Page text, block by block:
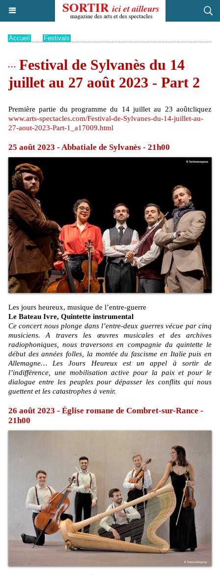
Accueil Festivals
Festival de Sylvanès du 14
juillet au 27 août 2023 - Part 2
Première partie du programme du 14 juillet au 23 aoûtcliquez
www.arts-spectacles.com/Festival-de-Sylvanes-du-14-juillet-au-
27-aout-2023-Part-1_a17009.html
25 août 2023 - Abbatiale de Sylvanès - 21h00
Les jours heureux, musique de l’entre-guerre
Le Bateau Ivre, Quintette instrumental
Ce concert nous plonge dans l’entre-deux guerres vécue par cinq
musiciens. A travers les œuvres musicales et des archives
radiophoniques, nous traversons en compagnie du quintette le
début des années folles, la montée du fascisme en Italie puis en
Allemagne… Les Jours Heureux est un appel à sortir de
l’indifférence, une mobilisation active pour la paix et pour le
dialogue entre les peuples pour dépasser les conflits qui nous
guettent et les catastrophes à venir.
26 août 2023 - Église romane de Combret-sur-Rance -
21h00